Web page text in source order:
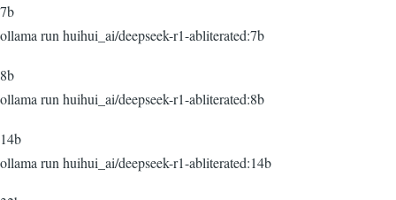
7b
ollama run huihui_ai/deepseek-r1-abliterated:7b
8b
ollama run huihui_ai/deepseek-r1-abliterated:8b
14b
ollama run huihui_ai/deepseek-r1-abliterated:14b